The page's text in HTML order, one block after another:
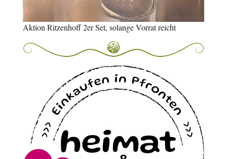
Aktion Ritzenhoff 2er Set, solange Vorrat reicht